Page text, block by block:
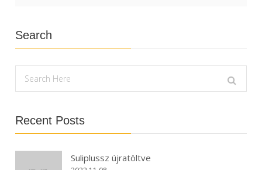
Search
Recent Posts
Suliplussz újratöltve